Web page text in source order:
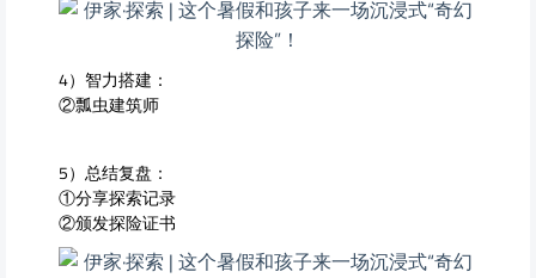
4）智力搭建：
②瓢虫建筑师
5）总结复盘：
①分享探索记录
②颁发探险证书